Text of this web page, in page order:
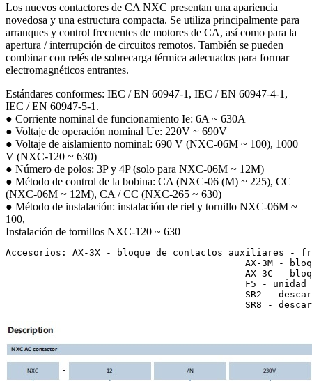
Los nuevos contactores de CA NXC presentan una apariencia
novedosa y una estructura compacta. Se utiliza principalmente para
arranques y control frecuentes de motores de CA, así como para la
apertura / interrupción de circuitos remotos. También se pueden
combinar con relés de sobrecarga térmica adecuados para formar
electromagnéticos entrantes.
Estándares conformes: IEC / EN 60947-1, IEC / EN 60947-4-1,
IEC / EN 60947-5-1.
● Corriente nominal de funcionamiento Ie: 6A ~ 630A
● Voltaje de operación nominal Ue: 220V ~ 690V
● Voltaje de aislamiento nominal: 690 V (NXC-06M ~ 100), 1000
V (NXC-120 ~ 630)
● Número de polos: 3P y 4P (solo para NXC-06M ~ 12M)
● Método de control de la bobina: CA (NXC-06 (M) ~ 225), CC
(NXC-06M ~ 12M), CA / CC (NXC-265 ~ 630)
● Método de instalación: instalación de riel y tornillo NXC-06M ~
100,
Instalación de tornillos NXC-120 ~ 630
Accesorios: AX-3X - bloque de contactos auxiliares -
AX-3M -
AX-3C -
F5 - unidad
SR2 -
SR8 -